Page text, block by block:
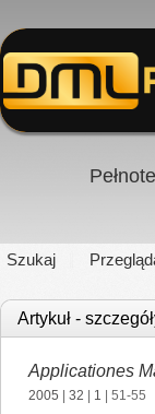
Szukaj
Artykuł -
Applicationes
2005 32 1 | 51-55